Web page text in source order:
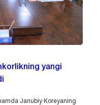
yangi
Janubiy Koreyaning